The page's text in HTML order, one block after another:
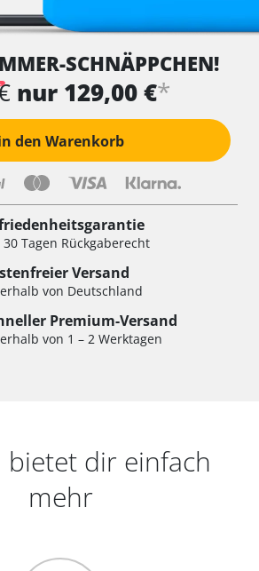
SCHNÄPPCHEN!
nur 129,00 €*
den Warenkorb
Tagen Rückgaberecht
Versand
von Deutschland
Premium-Versand
von 1 – 2 Werktagen
dir einfach
mehr